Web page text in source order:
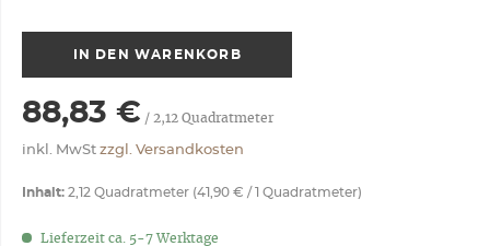
IN DEN WARENKORB
88,83 € / 2,12 Quadratmeter
inkl. MwSt zzgl. Versandkosten
Inhalt: 2,12 Quadratmeter (41,90 € / 1 Quadratmeter)
Lieferzeit ca. 5-7 Werktage